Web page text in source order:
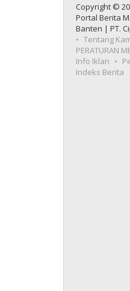
Copyright ©
Portal Berita
Banten | PT.
Tentang
PERATURAN
Info Iklan
Indeks Berita